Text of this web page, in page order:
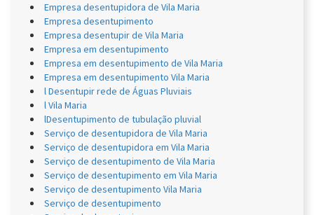
Empresa desentupidora de Vila Maria
Empresa desentupimento
Empresa desentupir de Vila Maria
Empresa em desentupimento
Empresa em desentupimento de Vila Maria
Empresa em desentupimento Vila Maria
l Desentupir rede de Águas Pluviais
l Vila Maria
lDesentupimento de tubulação pluvial
Serviço de desentupidora de Vila Maria
Serviço de desentupidora em Vila Maria
Serviço de desentupimento de Vila Maria
Serviço de desentupimento em Vila Maria
Serviço de desentupimento Vila Maria
Serviço de desentupimento